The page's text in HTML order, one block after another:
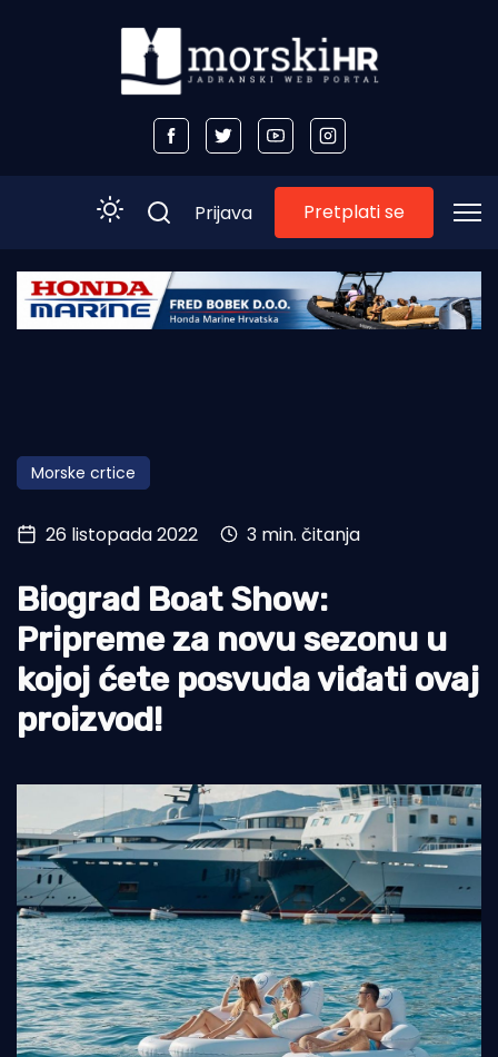
Početna
Obala
Otoci
Turizam i nautika
Pomorstvo
Ribolov
Ekologija
Tradicija i kultura
Prijava Pretplati se
Morske crtice
26 listopada 2022 3 min. čitanja
Biograd Boat Show:
Pripreme za novu sezonu u
kojoj ćete posvuda viđati ovaj
proizvod!